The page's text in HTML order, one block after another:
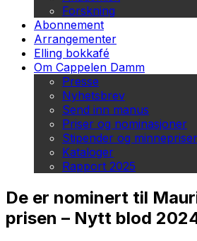
Forskning
Abonnement
Arrangementer
Elling bokkafé
Om Cappelen Damm
Presse
Nyhetsbrev
Send inn manus
Priser og nominasjoner
Stipender og minnepriser
Kataloger
Rapport 2025
De er nominert til
prisen – Nytt blod